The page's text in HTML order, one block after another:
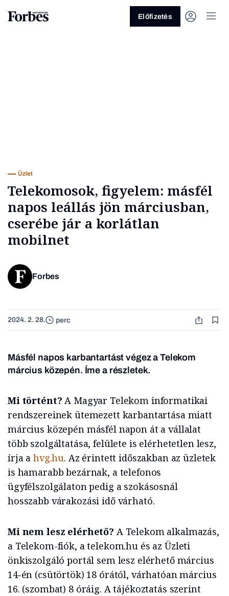
Előfizetés
Üzlet
Telekomosok, figyelem: másfél
napos leállás jön márciusban,
cserébe jár a korlátlan
mobilnet
Forbes
2024. 2. 28. perc
Másfél napos karbantartást végez a Telekom
március közepén. Íme a részletek.
Mi történt?A Magyar Telekom informatikai
rendszereinek ütemezett karbantartása miatt
március közepén másfél napon át a vállalat
több szolgáltatása, felülete is elérhetetlen lesz,
írja a hvg.hu. Az érintett időszakban az üzletek
is hamarabb bezárnak, a telefonos
ügyfélszolgálaton pedig a szokásosnál
hosszabb várakozási idő várható.
Mi nem lesz elérhető? A Telekom alkalmazás,
a Telekom-fiók, a telekom.hu és az Üzleti
önkiszolgáló portál sem lesz elérhető március
14-én (csütörtök) 18 órától, várhatóan március
16. (szombat) 8 óráig. A tájékoztatás szerint